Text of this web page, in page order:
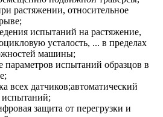
растяжении, относительное
испытаний на растяжение,
усталость, ... в пределах
машины;
испытаний образцов в
всех датчиков;автоматический
защита от перегрузки и